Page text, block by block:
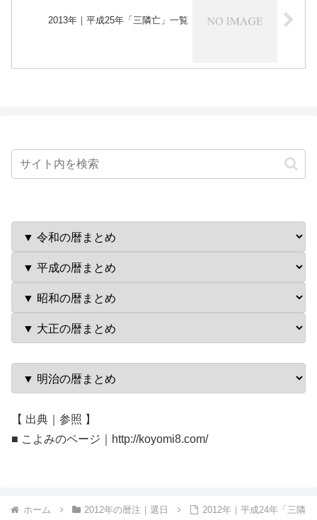
2013年｜平成25年「三隣亡」一覧
【 出典｜参照 】
■ こよみのページ｜http://koyomi8.com/
ホーム 2012年の暦注｜選日 2012年｜平成24年「三隣